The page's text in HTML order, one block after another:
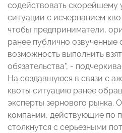
содействовать скорейшему
ситуации с исчерпанием
чтобы предприниматели,
ранее публично озвученные
возможность выполнить
обязательства", -
На создавшуюся в связи с
квоты ситуацию ранее
эксперты зернового рынка.
компании, действующие по
столкнутся с серьезными